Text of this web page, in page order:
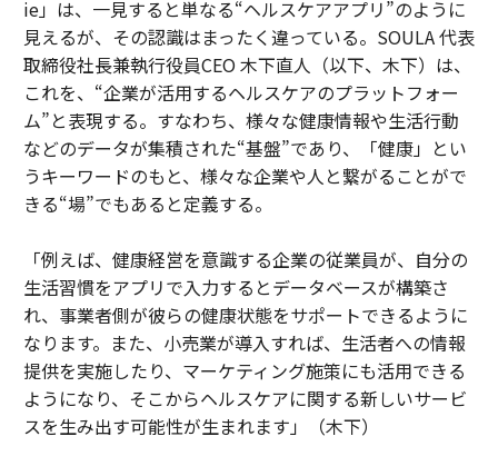
ie」は、一見すると単なる“ヘルスケアアプリ”のように
見えるが、その認識はまったく違っている。SOULA 代表
取締役社長兼執行役員CEO 木下直人（以下、木下）は、
これを、“企業が活用するヘルスケアのプラットフォー
ム”と表現する。すなわち、様々な健康情報や生活行動
などのデータが集積された“基盤”であり、「健康」とい
うキーワードのもと、様々な企業や人と繋がることがで
きる“場”でもあると定義する。
「例えば、健康経営を意識する企業の従業員が、自分の
生活習慣をアプリで入力するとデータベースが構築さ
れ、事業者側が彼らの健康状態をサポートできるように
なります。また、小売業が導入すれば、生活者への情報
提供を実施したり、マーケティング施策にも活用できる
ようになり、そこからヘルスケアに関する新しいサービ
スを生み出す可能性が生まれます」（木下）